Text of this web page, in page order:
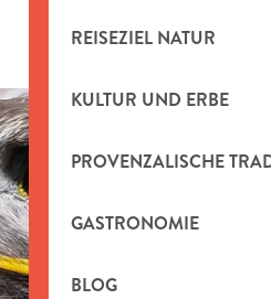
REISEZIEL NATUR
KULTUR UND ERBE
PROVENZALISCHE
GASTRONOMIE
BLOG